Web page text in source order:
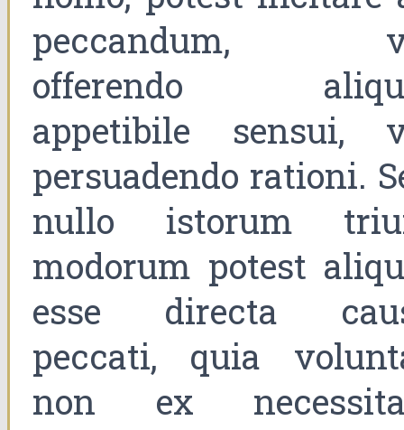
peccandum,
offerendo
appetibile sensui,
persuadendo rationi.
nullo istorum
modorum potest
esse directa
peccati, quia
non ex